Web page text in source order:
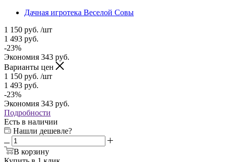
Дачная игротека Веселой Совы
1 150 руб. /шт
1 493 руб.
-23%
Экономия 343 руб.
Варианты цен
1 150 руб. /шт
1 493 руб.
-23%
Экономия 343 руб.
Подробности
Есть в наличии
Нашли дешевле?
В корзину